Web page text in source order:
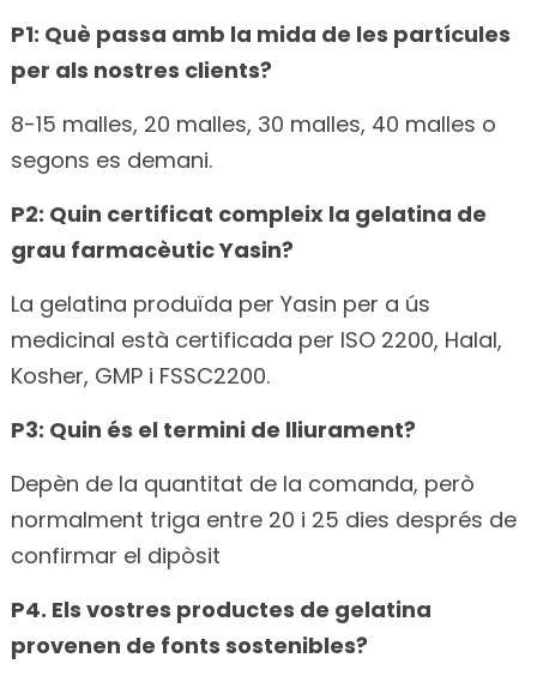
P1: Què passa amb la mida de les partícules
per als nostres clients?
8-15 malles, 20 malles, 30 malles, 40 malles o
segons es demani.
P2: Quin certificat compleix la gelatina de
grau farmacèutic Yasin?
La gelatina produïda per Yasin per a ús
medicinal està certificada per ISO 2200, Halal,
Kosher, GMP i FSSC2200.
P3: Quin és el termini de lliurament?
Depèn de la quantitat de la comanda, però
normalment triga entre 20 i 25 dies després de
confirmar el dipòsit
P4. Els vostres productes de gelatina
provenen de fonts sostenibles?